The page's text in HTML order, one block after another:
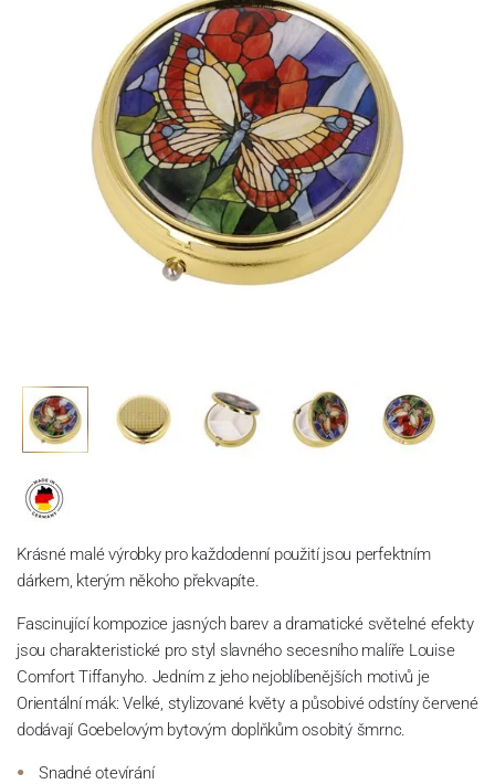
Krásné malé výrobky pro každodenní použití jsou perfektním
dárkem, kterým někoho překvapíte.
Fascinující kompozice jasných barev a dramatické světelné efekty
jsou charakteristické pro styl slavného secesního malíře Louise
Comfort Tiffanyho. Jedním z jeho nejoblíbenějších motivů je
Orientální mák: Velké, stylizované květy a působivé odstíny červené
dodávají Goebelovým bytovým doplňkům osobitý šmrnc.
Snadné otevírání